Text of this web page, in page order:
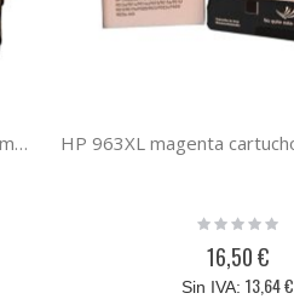
HP 963XL amarillo cartucho de tinta compatible
Rating:
16,50 €
13,64 €